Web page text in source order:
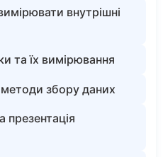
внутрішні
та їх вимірювання
збору даних
презентація